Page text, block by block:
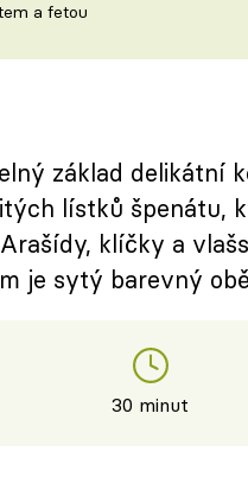
a fetou
základ delikátní
lístků špenátu,
klíčky a
je sytý barevný
30 minut